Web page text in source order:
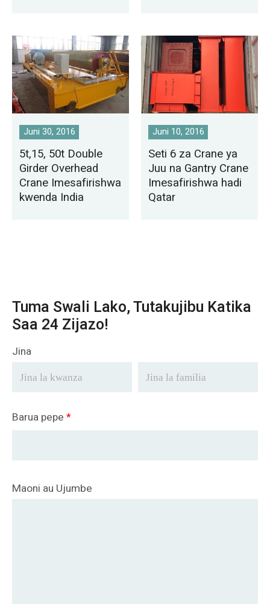
Juni 30, 2016
5t,15, 50t Double
Girder Overhead
Crane Imesafirishwa
kwenda India
Juni 10, 2016
Seti 6 za Crane ya
Juu na Gantry Crane
Imesafirishwa hadi
Qatar
Tuma Swali Lako, Tutakujibu Katika
Saa 24 Zijazo!
Jina
Barua pepe *
Maoni au Ujumbe